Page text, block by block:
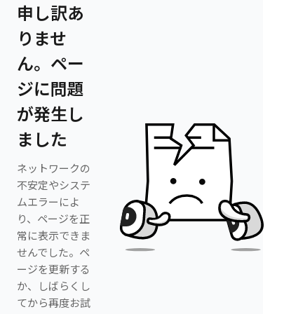
申し訳あ
りませ
ん。ペー
ジに問題
が発生し
ました
ネットワークの
不安定やシステ
ムエラーによ
り、ページを正
常に表示できま
せんでした。ペ
ージを更新する
か、しばらくし
てから再度お試